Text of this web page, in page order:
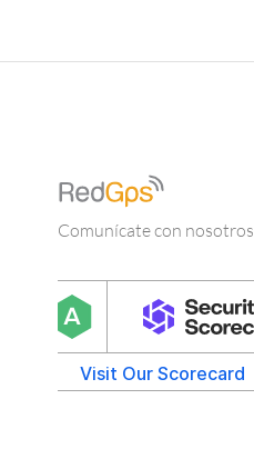
Comunícate con nosotros